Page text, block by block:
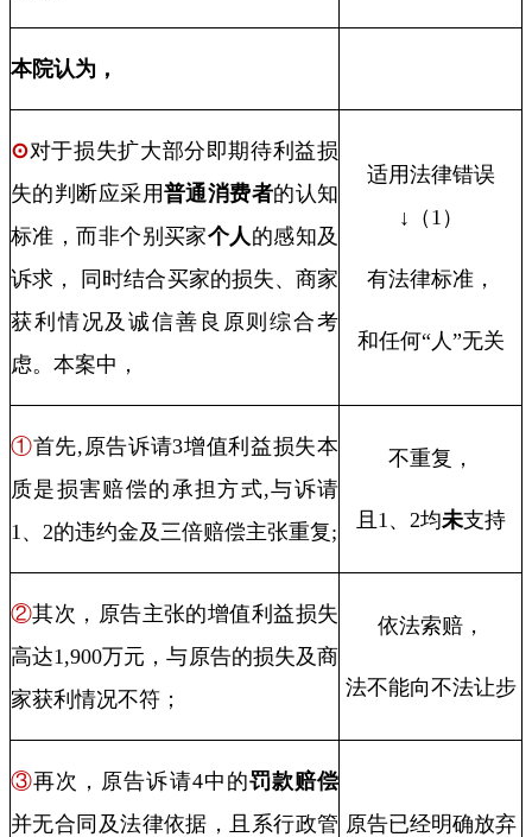
本院认为，
⊙对于损失扩大部分即期待利益损
失的判断应采用普通消费者的认知
标准，而非个别买家个人 的感知及
诉求， 同时结合买家的损失、商家
获利情况及诚信善良原则综合考
虑。本案中，
适用法律错误
↓（ 1 ）
有法律标准，
和任何“人”无关
①首先, 原告诉请3增值利益损失本
质是损害赔偿的承担方式,与诉请
1 、 2的违约金及三倍赔偿主张重复;
不重复，
且 1 、 2均未支持
②其次，原告主张的增值利益损失
高达1,900万元，与原告的损失及商
家获利情况不符；
依法索赔，
法不能向不法让步
③再次，原告诉请4中的罚款赔偿
并无合同及法律依据，且系行政管 原告已经明确放弃